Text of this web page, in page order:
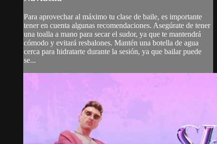
Para aprovechar al máximo tu clase de baile, es importante
tener en cuenta algunas recomendaciones. Asegúrate de tener
una toalla a mano para secar el sudor, ya que te mantendrá
cómodo y evitará resbalones. Mantén una botella de agua
cerca para hidratarte durante la sesión, ya que bailar puede
se...